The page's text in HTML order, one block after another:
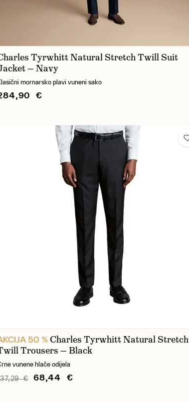
Tyrwhitt Natural Stretch Twill Suit
— Navy
mornarsko plavi vuneni sako
€
50 %Charles Tyrwhitt Natural Stretch
Trousers — Black
vunene hlače odijela
€ 68,44 €